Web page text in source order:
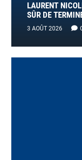
LAURENT
SÛR DE
3 AOÛT 2026